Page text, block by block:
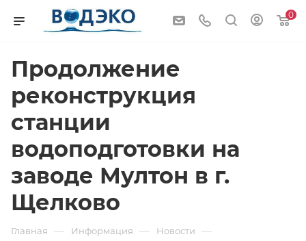
0
Продолжение
реконструкция
станции
водоподготовки на
заводе Мултон в г.
Щелково
Главная — Информация — Новости —